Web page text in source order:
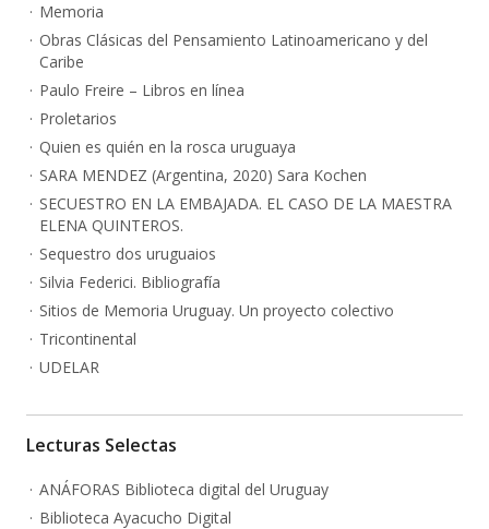
Memoria
Obras Clásicas del Pensamiento Latinoamericano y del
Caribe
Paulo Freire – Libros en línea
Proletarios
Quien es quién en la rosca uruguaya
SARA MENDEZ (Argentina, 2020) Sara Kochen
SECUESTRO EN LA EMBAJADA. EL CASO DE LA MAESTRA
ELENA QUINTEROS.
Sequestro dos uruguaios
Silvia Federici. Bibliografía
Sitios de Memoria Uruguay. Un proyecto colectivo
Tricontinental
UDELAR
Lecturas Selectas
ANÁFORAS Biblioteca digital del Uruguay
Biblioteca Ayacucho Digital